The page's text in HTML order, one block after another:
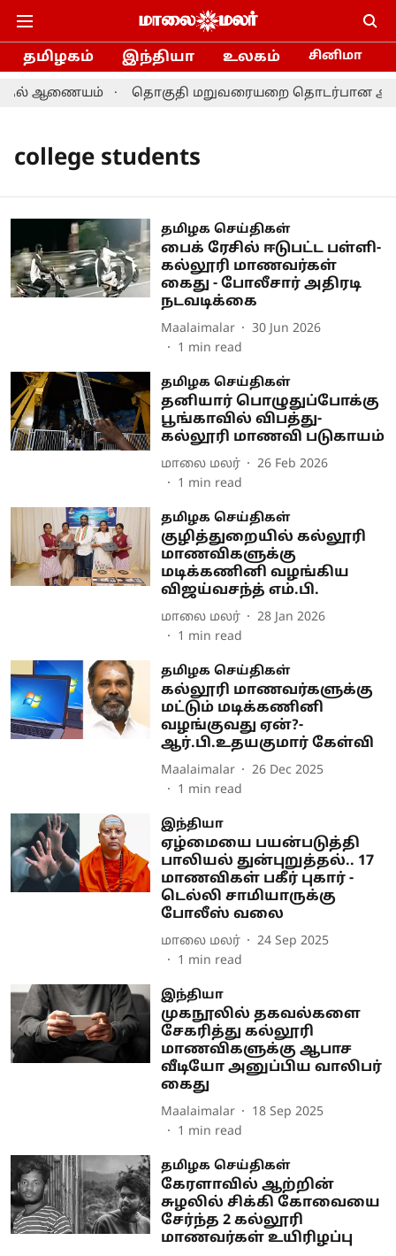
தமிழகம் இந்தியா உலகம் சினிமா
ஆணையம் தொகுதி மறுவரையறை தொடர்பான
college students
தமிழக செய்திகள்
பைக் ரேசில் ஈடுபட்ட பள்ளி-
கல்லூரி மாணவர்கள்
கைது - போலீசார் அதிரடி
நடவடிக்கை
Maalaimalar
30 Jun 2026
1 min read
தமிழக செய்திகள்
தனியார் பொழுதுப்போக்கு
பூங்காவில் விபத்து-
கல்லூரி மாணவி படுகாயம்
மாலை மலர்
26 Feb 2026
1 min read
தமிழக செய்திகள்
குழித்துறையில் கல்லூரி
மாணவிகளுக்கு
மடிக்கணினி வழங்கிய
விஜய்வசந்த் எம்.பி.
மாலை மலர்
28 Jan 2026
1 min read
தமிழக செய்திகள்
கல்லூரி மாணவர்களுக்கு
மட்டும் மடிக்கணினி
வழங்குவது ஏன்?-
ஆர்.பி.உதயகுமார் கேள்வி
Maalaimalar
26 Dec 2025
1 min read
இந்தியா
ஏழ்மையை பயன்படுத்தி
பாலியல் துன்புறுத்தல்.. 17
மாணவிகள் பகீர் புகார் -
டெல்லி சாமியாருக்கு
போலீஸ் வலை
மாலை மலர்
24 Sep 2025
1 min read
இந்தியா
முகநூலில் தகவல்களை
சேகரித்து கல்லூரி
மாணவிகளுக்கு ஆபாச
வீடியோ அனுப்பிய வாலிபர்
கைது
Maalaimalar
18 Sep 2025
1 min read
தமிழக செய்திகள்
கேரளாவில் ஆற்றின்
சுழலில் சிக்கி கோவையை
சேர்ந்த 2 கல்லூரி
மாணவர்கள் உயிரிழப்பு